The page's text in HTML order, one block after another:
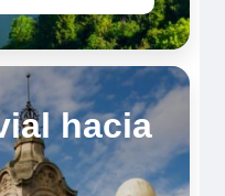
hacia